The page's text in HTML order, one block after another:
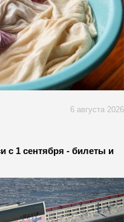
6 августа 2026
с 1 сентября - билеты и